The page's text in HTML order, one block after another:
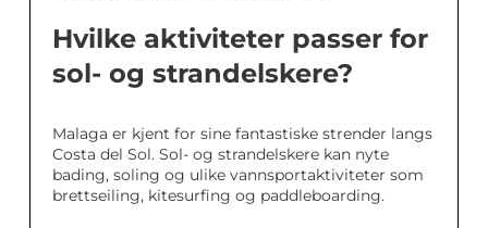
Hvilke aktiviteter passer for
sol- og strandelskere?
Malaga er kjent for sine fantastiske strender langs
Costa del Sol. Sol- og strandelskere kan nyte
bading, soling og ulike vannsportaktiviteter som
brettseiling, kitesurfing og paddleboarding.